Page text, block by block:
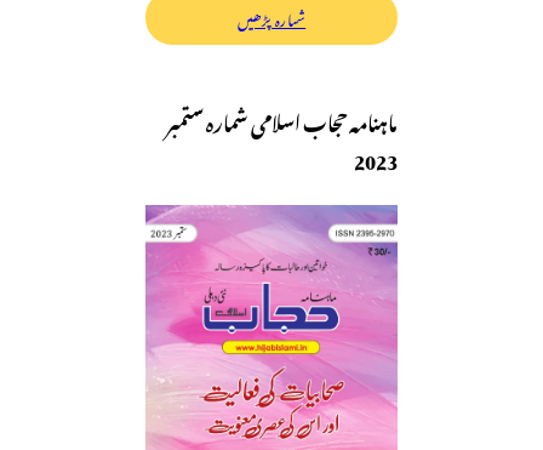
شمارہ پڑھیں
ماہنامہ حجاب اسلامی شمارہ ستمبر
2023